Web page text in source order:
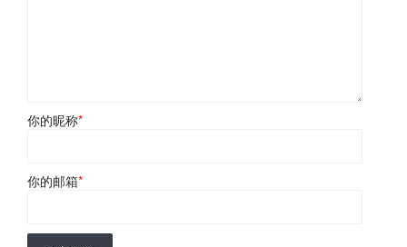
你的昵称*
你的邮箱*